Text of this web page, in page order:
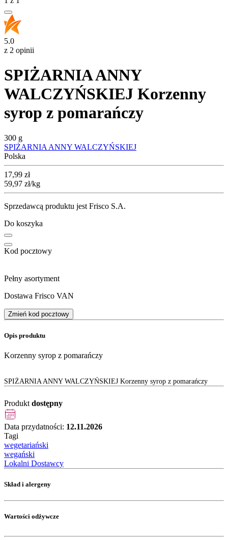
5.0
z 2 opinii
SPIŻARNIA ANNY
WALCZYŃSKIEJ Korzenny
syrop z pomarańczy
300 g
SPIŻARNIA ANNY WALCZYŃSKIEJ
Polska
Cena
17,99 zł
59,97 zł/kg
Sprzedawcą produktu jest Frisco S.A.
Do koszyka
Kod pocztowy
Pełny asortyment
Dostawa Frisco VAN
Zmień kod pocztowy
Opis produktu
Korzenny syrop z pomarańczy
SPIŻARNIA ANNY WALCZYŃSKIEJ Korzenny syrop z pomarańczy
Produkt dostępny
Data przydatności: 12.11.2026
Tagi
wegetariański
wegański
Lokalni Dostawcy
Skład i alergeny
Wartości odżywcze